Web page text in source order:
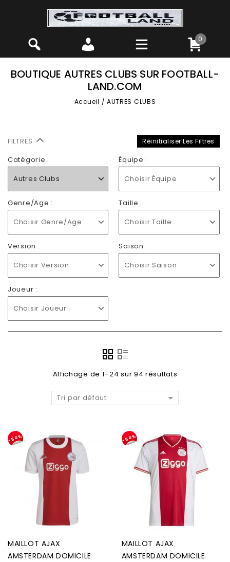
0
BOUTIQUE AUTRES CLUBS SUR FOOTBALL-
LAND.COM
Accueil / AUTRES CLUBS
FILTRES Réinitialiser Les Filtres
Catégorie :
Autres Clubs
Équipe :
Choisir Équipe
Genre/Age :
Choisir Genre/Age
Taille :
Choisir Taille
Version :
Choisir Version
Saison :
Choisir Saison
Joueur :
Choisir Joueur
Affichage de 1–24 sur 94 résultats
Tri par défaut
-50%
MAILLOT AJAX
AMSTERDAM DOMICILE
-50%
MAILLOT AJAX
AMSTERDAM DOMICILE